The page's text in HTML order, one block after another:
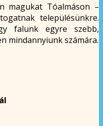
magukat Tóalmáson –
településünkre.
falunk egyre szebb,
mindannyiunk számára.